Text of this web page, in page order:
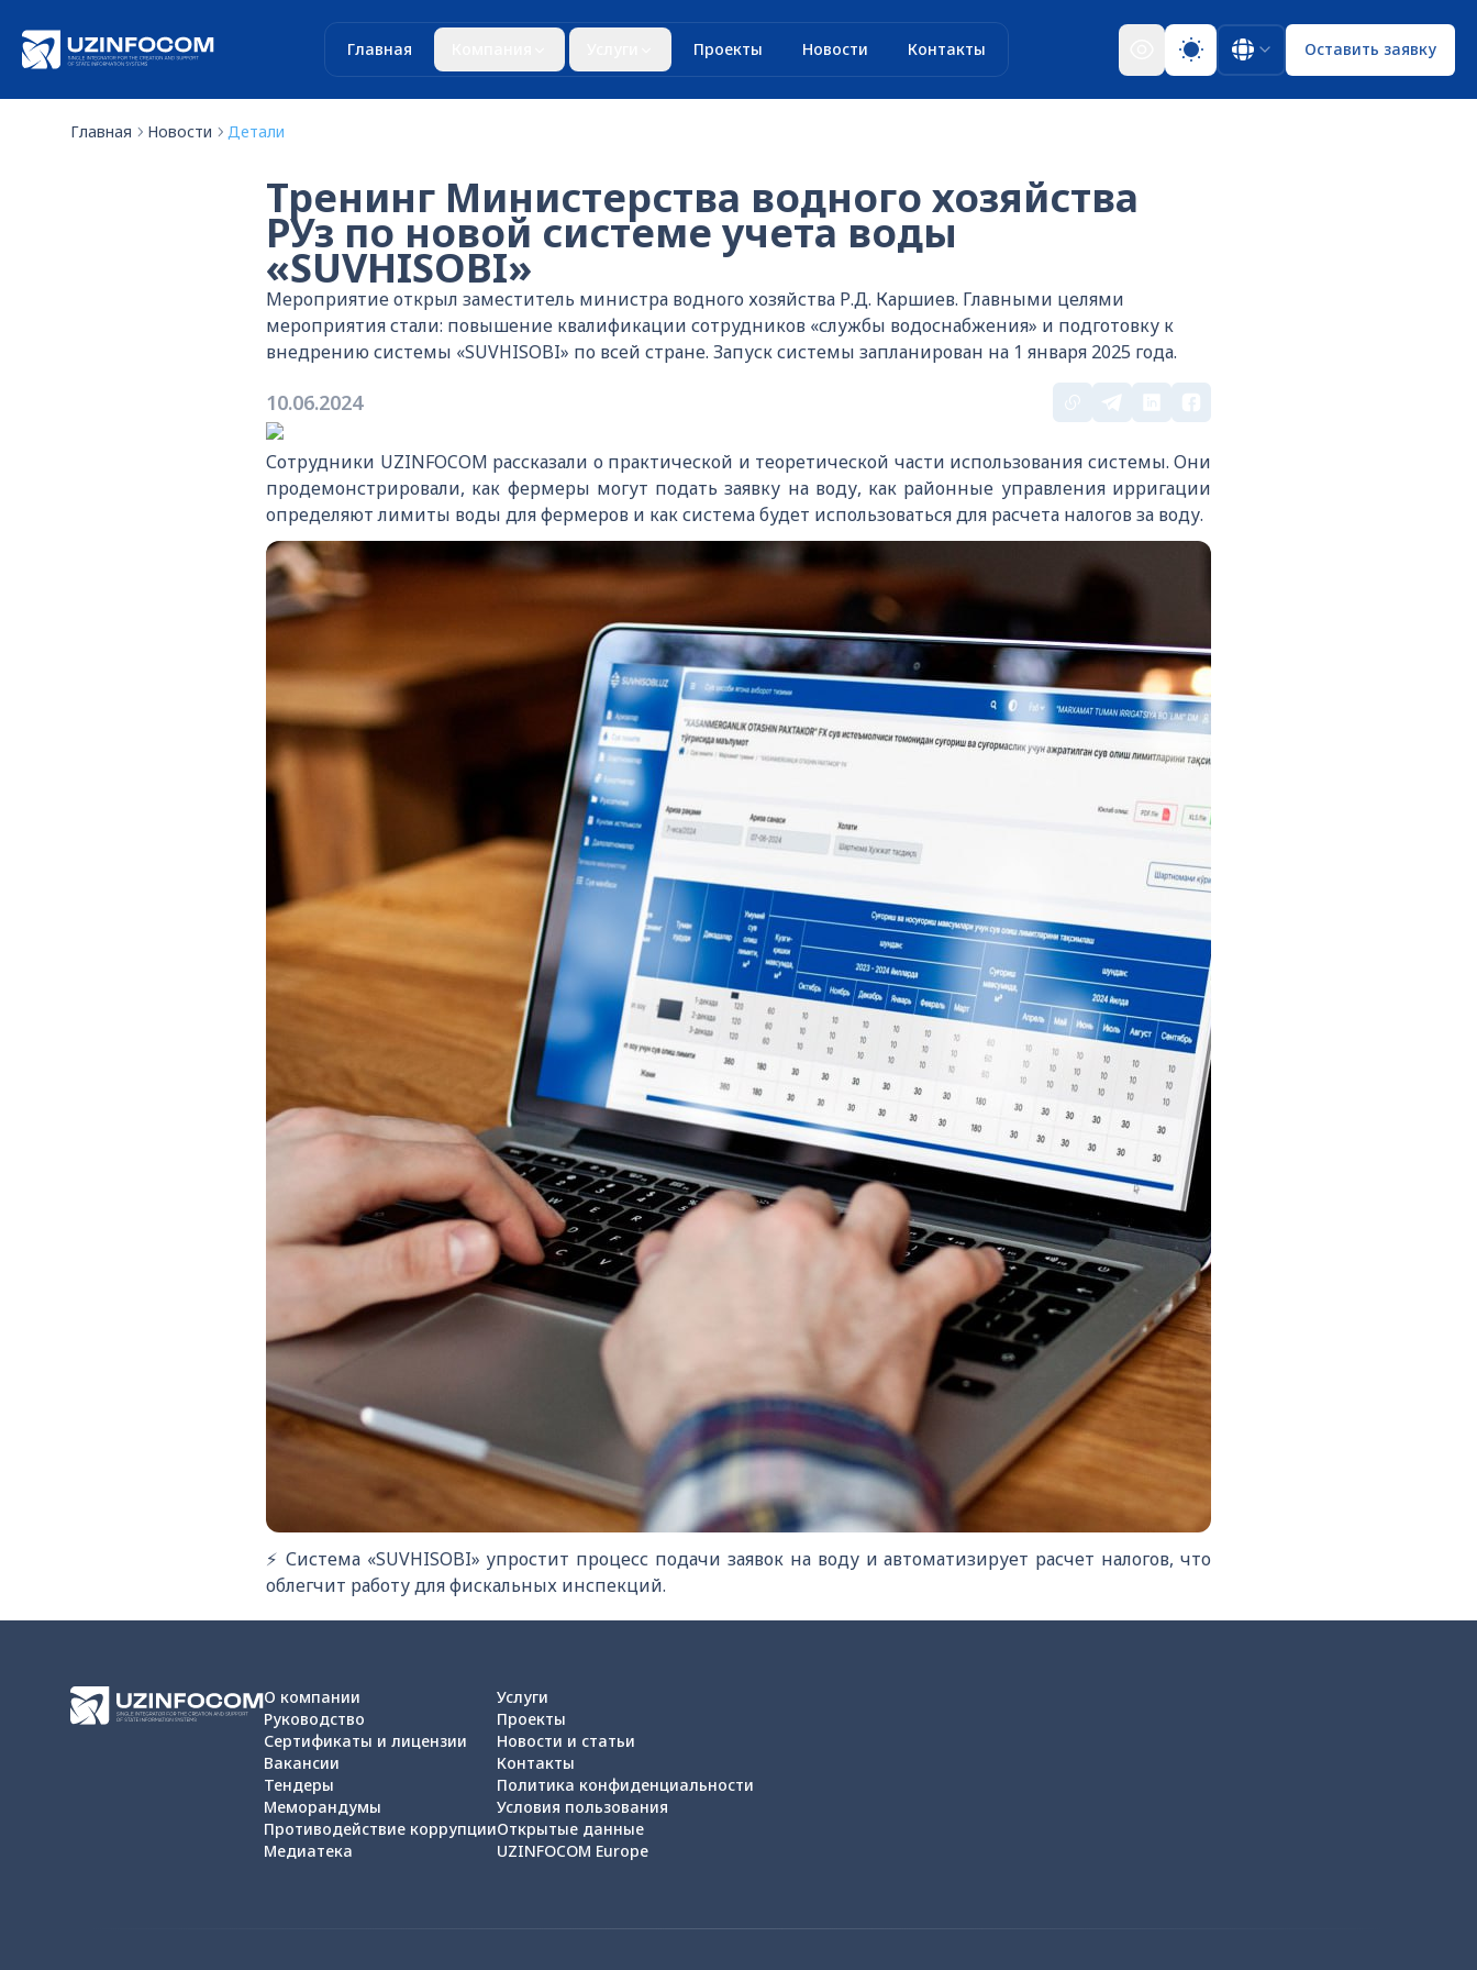
Главная Проекты Новости Контакты Оставить заявку
Главная Новости Детали
Тренинг Министерства водного хозяйства
РУз по новой системе учета воды
«SUVHISOBI»
Мероприятие открыл заместитель министра водного хозяйства Р.Д. Каршиев. Главными целями
мероприятия стали: повышение квалификации сотрудников «службы водоснабжения» и подготовку к
внедрению системы «SUVHISOBI» по всей стране. Запуск системы запланирован на 1 января 2025 года.
10.06.2024
Сотрудники UZINFOCOM рассказали о практической и теоретической части использования системы. Они
продемонстрировали, как фермеры могут подать заявку на воду, как районные управления ирригации
определяют лимиты воды для фермеров и как система будет использоваться для расчета налогов за воду.
⚡️ Система «SUVHISOBI» упростит процесс подачи заявок на воду и автоматизирует расчет налогов, что
облегчит работу для фискальных инспекций.
О компании
Руководство
Сертификаты и лицензии
Вакансии
Тендеры
Меморандумы
Противодействие коррупции
Медиатека
Услуги
Проекты
Новости и статьи
Контакты
Политика конфиденциальности
Условия пользования
Открытые данные
UZINFOCOM Europe